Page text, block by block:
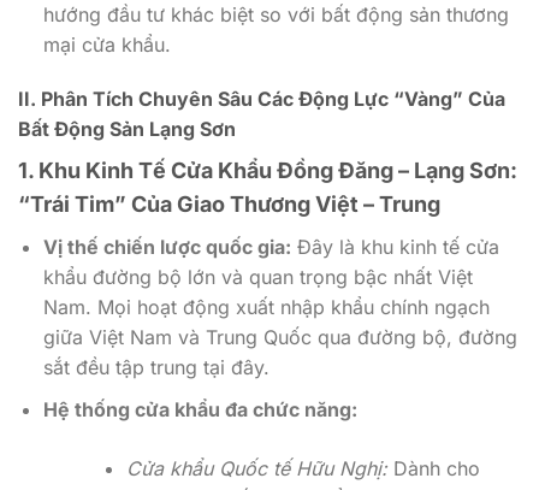
hướng đầu tư khác biệt so với bất động sản thương
mại cửa khẩu.
II. Phân Tích Chuyên Sâu Các Động Lực “Vàng” Của
Bất Động Sản Lạng Sơn
1. Khu Kinh Tế Cửa Khẩu Đồng Đăng – Lạng Sơn:
“Trái Tim” Của Giao Thương Việt – Trung
Vị thế chiến lược quốc gia: Đây là khu kinh tế cửa
khẩu đường bộ lớn và quan trọng bậc nhất Việt
Nam. Mọi hoạt động xuất nhập khẩu chính ngạch
giữa Việt Nam và Trung Quốc qua đường bộ, đường
sắt đều tập trung tại đây.
Hệ thống cửa khẩu đa chức năng:
Cửa khẩu Quốc tế Hữu Nghị:Dành cho